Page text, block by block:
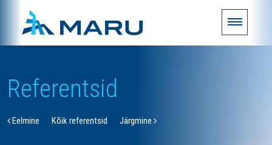
Referentsid
Eelmine Kõik referentsid Järgmine